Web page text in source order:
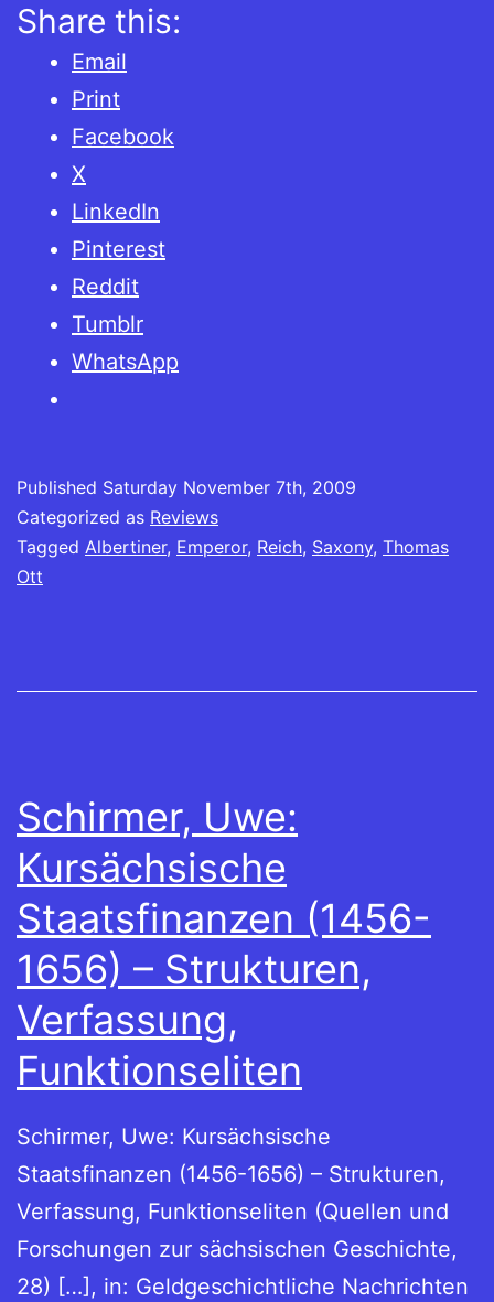
Share this:
Email
Print
Facebook
X
LinkedIn
Pinterest
Reddit
Tumblr
WhatsApp
Published Saturday November 7th, 2009
Categorized as Reviews
Tagged Albertiner, Emperor, Reich, Saxony, Thomas
Ott
Schirmer, Uwe:
Kursächsische
Staatsfinanzen (1456-
1656) – Strukturen,
Verfassung,
Funktionseliten
Schirmer, Uwe: Kursächsische
Staatsfinanzen (1456-1656) – Strukturen,
Verfassung, Funktionseliten (Quellen und
Forschungen zur sächsischen Geschichte,
28) […], in: Geldgeschichtliche Nachrichten